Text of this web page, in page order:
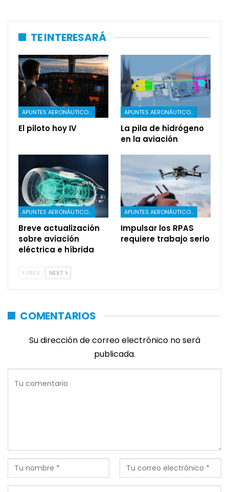
TE INTERESARÁ
APUNTES AERONÁUTICOS
El piloto hoy IV
APUNTES AERONÁUTICOS
La pila de hidrógeno
en la aviación
APUNTES AERONÁUTICOS
Breve actualización
sobre aviación
eléctrica e híbrida
APUNTES AERONÁUTICOS
Impulsar los RPAS
requiere trabajo serio
PREV NEXT
COMENTARIOS
Su dirección de correo electrónico no será
publicada.